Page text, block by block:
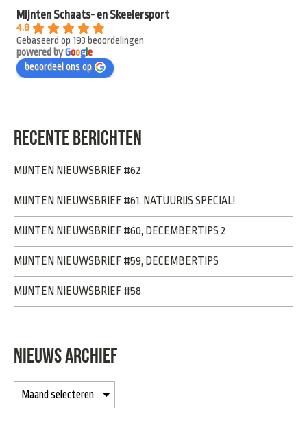
Mijnten Schaats- en Skeelersport
4.8
Gebaseerd op 193 beoordelingen
powered byGooge
beoordeel ons op
RECENTE BERICHTEN
MIJNTEN NIEUWSBRIEF #62
MIJNTEN NIEUWSBRIEF #61, NATUURIJS SPECIAL!
MIJNTEN NIEUWSBRIEF #60, DECEMBERTIPS 2
MIJNTEN NIEUWSBRIEF #59, DECEMBERTIPS
MIJNTEN NIEUWSBRIEF #58
NIEUWS ARCHIEF